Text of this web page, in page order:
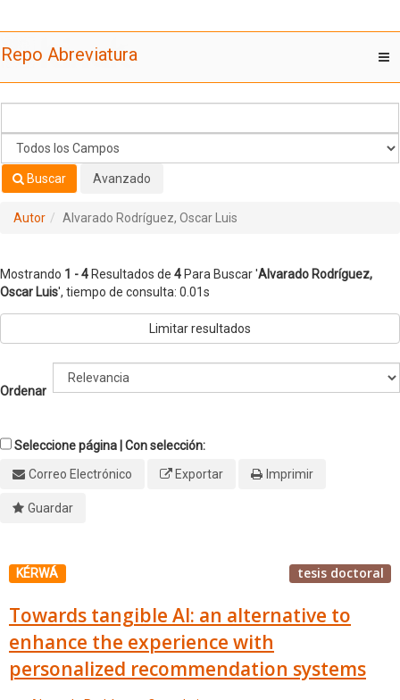
Oscar Luis'
Repo Abreviatura
Buscar Avanzado
Autor Alvarado Rodríguez, Oscar Luis
Mostrando 1 - 4 Resultados de 4 Para Buscar 'Alvarado Rodríguez,
Oscar Luis', tiempo de consulta: 0.01s
Limitar resultados
Ordenar
Seleccione página | Con selección:
Correo Electrónico
Exportar Imprimir
Guardar
KÉRWÁ tesis doctoral
Towards tangible AI: an alternative to
enhance the experience with
personalized recommendation systems